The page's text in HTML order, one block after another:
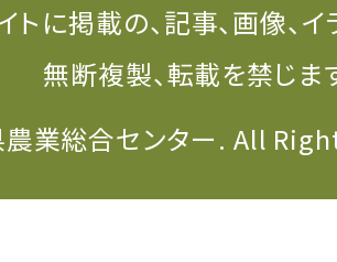
トに掲載の、記事、画像、
無断複製、転載を禁じま
業総合センター. All